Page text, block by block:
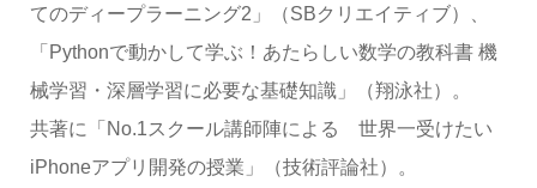
てのディープラーニング2」（SBクリエイティブ）、
「Pythonで動かして学ぶ！あたらしい数学の教科書 機
械学習・深層学習に必要な基礎知識」（翔泳社）。
共著に「No.1スクール講師陣による 世界一受けたい
iPhoneアプリ開発の授業」（技術評論社）。